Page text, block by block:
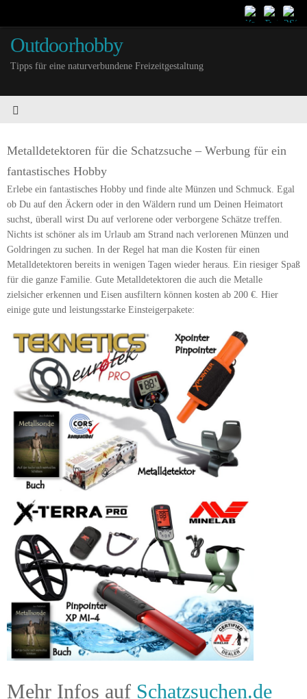
Outdoorhobby
Tipps für eine naturverbundene Freizeitgestaltung
Metalldetektoren für die Schatzsuche – Werbung für ein
fantastisches Hobby
Erlebe ein fantastisches Hobby und finde alte Münzen und Schmuck. Egal
ob Du auf den Äckern oder in den Wäldern rund um Deinen Heimatort
suchst, überall wirst Du auf verlorene oder verborgene Schätze treffen.
Nichts ist schöner als im Urlaub am Strand nach verlorenen Münzen und
Goldringen zu suchen. In der Regel hat man die Kosten für einen
Metalldetektoren bereits in wenigen Tagen wieder heraus. Ein riesiger Spaß
für die ganze Familie. Gute Metalldetektoren die auch die Metalle
zielsicher erkennen und Eisen ausfiltern können kosten ab 200 €. Hier
einige gute und leistungsstarke Einsteigerpakete:
Mehr Infos auf Schatzsuchen.de